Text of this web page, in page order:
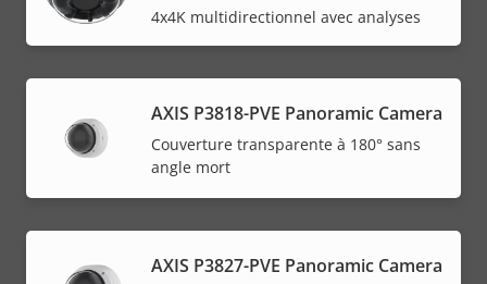
4x4K multidirectionnel avec analyses
AXIS P3818-PVE Panoramic Camera
Couverture transparente à 180° sans
angle mort
AXIS P3827-PVE Panoramic Camera